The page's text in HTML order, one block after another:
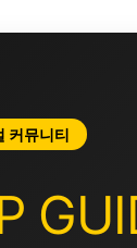
커뮤니티